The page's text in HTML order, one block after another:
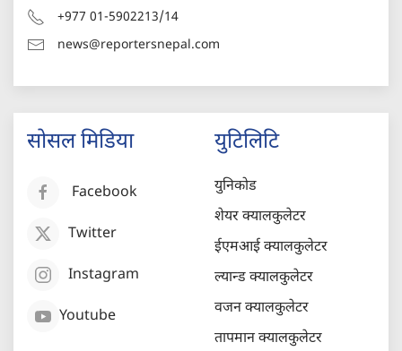
+977 01-5902213/14
news@reportersnepal.com
सोसल मिडिया
Facebook
Twitter
Instagram
Youtube
युटिलिटि
युनिकोड
शेयर क्यालकुलेटर
ईएमआई क्यालकुलेटर
ल्यान्ड क्यालकुलेटर
वजन क्यालकुलेटर
तापमान क्यालकुलेटर